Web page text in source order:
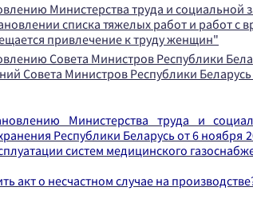
Министерства труда и социальной
списка тяжелых работ и работ
привлечение к труду женщин"
Совета Министров Республики
Совета Министров Республики
Министерства труда и
Республики Беларусь от 6
систем медицинского
акт о несчастном случае на